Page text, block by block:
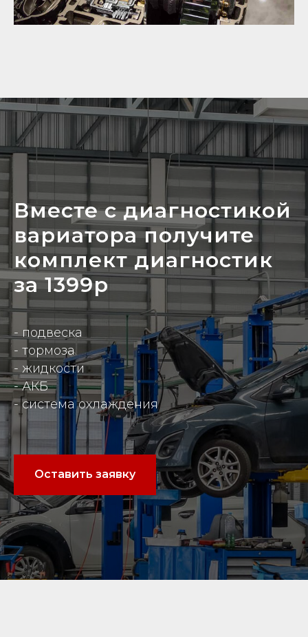
Вместе с диагностикой
вариатора получите
комплект диагностик
за 1399р
- подвеска
- тормоза
- жидкости
- АКБ
- система охлаждения
Оставить заявку